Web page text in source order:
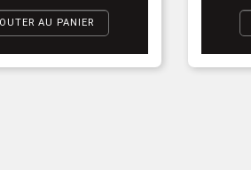
AU PANIER